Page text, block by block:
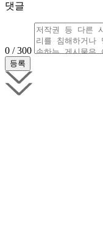
댓글
0 / 300